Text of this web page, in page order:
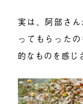
実は、阿部さ
ってもらった
的なものを感じ